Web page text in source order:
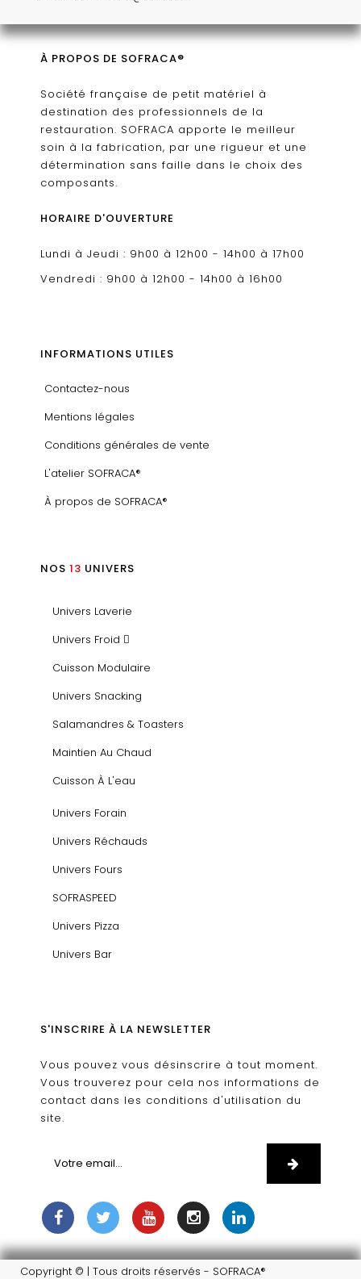
À PROPOS DE SOFRACA®
Société française de petit matériel à
destination des professionnels de la
restauration. SOFRACA apporte le meilleur
soin à la fabrication, par une rigueur et une
détermination sans faille dans le choix des
composants.
HORAIRE D'OUVERTURE
Lundi à Jeudi : 9h00 à 12h00 - 14h00 à 17h00
Vendredi : 9h00 à 12h00 - 14h00 à 16h00
INFORMATIONS UTILES
Contactez-nous
Mentions légales
Conditions générales de vente
L'atelier SOFRACA®
À propos de SOFRACA®
NOS 13 UNIVERS
Univers Laverie
Univers Froid
Cuisson Modulaire
Univers Snacking
Salamandres & Toasters
Maintien Au Chaud
Cuisson À L'eau
Univers Forain
Univers Réchauds
Univers Fours
SOFRASPEED
Univers Pizza
Univers Bar
S'INSCRIRE À LA NEWSLETTER
Vous pouvez vous désinscrire à tout moment.
Vous trouverez pour cela nos informations de
contact dans les conditions d'utilisation du
site.
Copyright © | Tous droits réservés - SOFRACA®